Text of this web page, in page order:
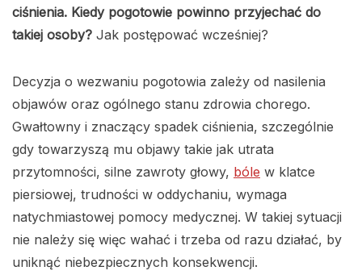
ciśnienia. Kiedy pogotowie powinno przyjechać do
takiej osoby? Jak postępować wcześniej?
Decyzja o wezwaniu pogotowia zależy od nasilenia
objawów oraz ogólnego stanu zdrowia chorego.
Gwałtowny i znaczący spadek ciśnienia, szczególnie
gdy towarzyszą mu objawy takie jak utrata
przytomności, silne zawroty głowy, bóle w klatce
piersiowej, trudności w oddychaniu, wymaga
natychmiastowej pomocy medycznej. W takiej sytuacji
nie należy się więc wahać i trzeba od razu działać, by
uniknąć niebezpiecznych konsekwencji.